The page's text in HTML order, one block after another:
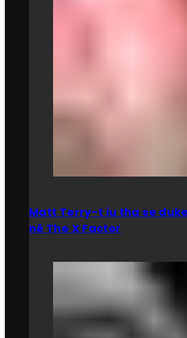
Matt Terry-t iu tha se
në The X Factor